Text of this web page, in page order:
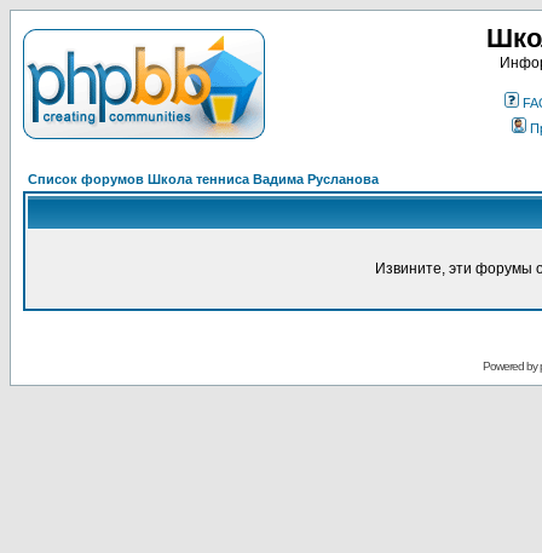
Список форумов Школа тенниса Вадима Русланова
Извините, эти форумы
Powered by